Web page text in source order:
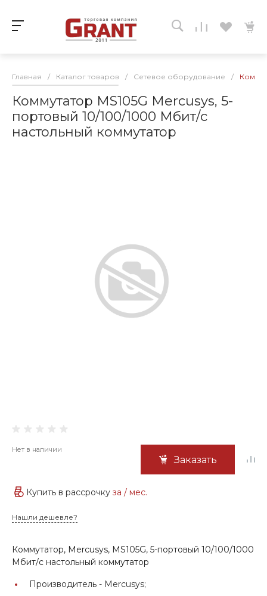
Главная / Каталог товаров / Сетевое оборудование /
Коммутатор MS105G Mercusys, 5-
портовый 10/100/1000 Мбит/с
настольный коммутатор
Нет в наличии
Заказать
Купить в рассрочку за / мес.
Нашли дешевле?
Коммутатор, Mercusys, MS105G, 5-портовый 10/100/1000
Мбит/с настольный коммутатор
Производитель - Mercusys;